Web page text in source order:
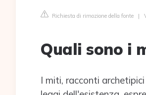
Richiesta di rimozione della fonte |
Quali sono i
I miti, racconti